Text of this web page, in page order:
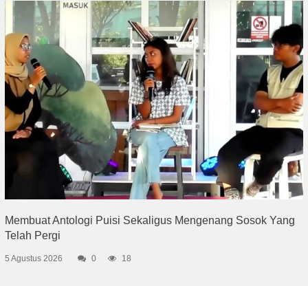
Membuat Antologi Puisi Sekaligus Mengenang Sosok Yang
Telah Pergi
5 Agustus 2026 0 18